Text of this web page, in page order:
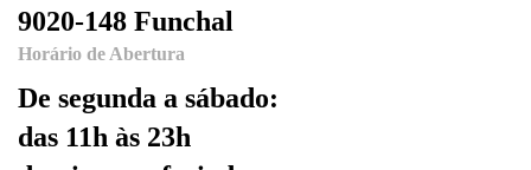
9020-148 Funchal
Horário de Abertura
De segunda a sábado:
das 11h às 23h